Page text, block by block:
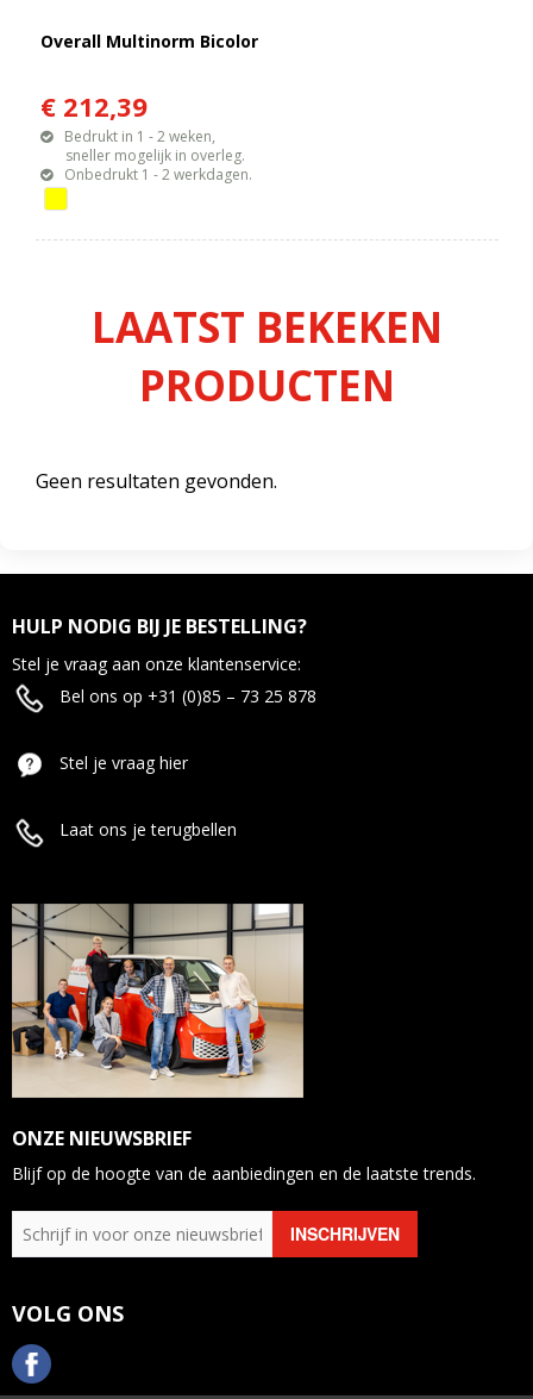
Overall Multinorm Bicolor
€ 212,39
Bedrukt in 1 - 2 weken,
sneller mogelijk in overleg.
Onbedrukt 1 - 2 werkdagen.
LAATST BEKEKEN
PRODUCTEN
Geen resultaten gevonden.
HULP NODIG BIJ JE BESTELLING?
Stel je vraag aan onze klantenservice:
Bel ons op +31 (0)85 – 73 25 878
Stel je vraag hier
Laat ons je terugbellen
ONZE NIEUWSBRIEF
Blijf op de hoogte van de aanbiedingen en de laatste trends.
VOLG ONS